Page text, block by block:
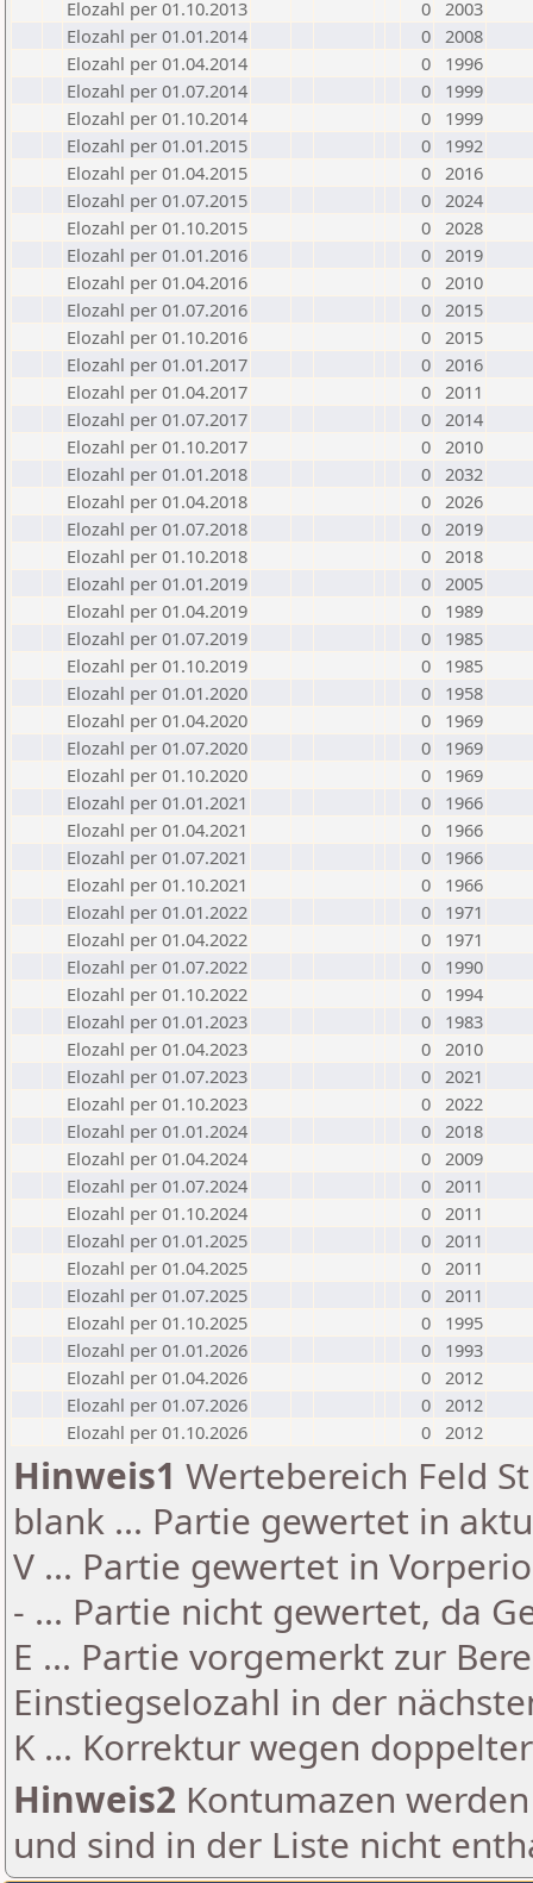
Elozahl per 01.10.2013
0 2003
Elozahl per 01.01.2014
0 2008
Elozahl per 01.04.2014
0
1996
Elozahl per 01.07.2014
0
1999
Elozahl per 01.10.2014
0
1999
Elozahl per 01.01.2015
0
1992
Elozahl per 01.04.2015
0 2016
Elozahl per 01.07.2015
0 2024
Elozahl per 01.10.2015
0 2028
Elozahl per 01.01.2016
0 2019
Elozahl per 01.04.2016
0 2010
Elozahl per 01.07.2016
0 2015
Elozahl per 01.10.2016
0 2015
Elozahl per 01.01.2017
0 2016
Elozahl per 01.04.2017
0 2011
Elozahl per 01.07.2017
0 2014
Elozahl per 01.10.2017
0 2010
Elozahl per 01.01.2018
0 2032
Elozahl per 01.04.2018
0 2026
Elozahl per 01.07.2018
0 2019
Elozahl per 01.10.2018
0 2018
Elozahl per 01.01.2019
0 2005
Elozahl per 01.04.2019
0
1989
Elozahl per 01.07.2019
0
1985
Elozahl per 01.10.2019
0
1985
Elozahl per 01.01.2020
0
1958
Elozahl per 01.04.2020
0
1969
Elozahl per 01.07.2020
0
1969
Elozahl per 01.10.2020
0
1969
Elozahl per 01.01.2021
0
1966
Elozahl per 01.04.2021
0
1966
Elozahl per 01.07.2021
0
1966
Elozahl per 01.10.2021
0
1966
Elozahl per 01.01.2022
0
1971
Elozahl per 01.04.2022
0
1971
Elozahl per 01.07.2022
0
1990
Elozahl per 01.10.2022
0
1994
Elozahl per 01.01.2023
0
1983
Elozahl per 01.04.2023
0 2010
Elozahl per 01.07.2023
0 2021
Elozahl per 01.10.2023
0 2022
Elozahl per 01.01.2024
0 2018
Elozahl per 01.04.2024
0 2009
Elozahl per 01.07.2024
0 2011
Elozahl per 01.10.2024
0 2011
Elozahl per 01.01.2025
0 2011
Elozahl per 01.04.2025
0 2011
Elozahl per 01.07.2025
0 2011
Elozahl per 01.10.2025
0
1995
Elozahl per 01.01.2026
0
1993
Elozahl per 01.04.2026
0 2012
Elozahl per 01.07.2026
0 2012
Elozahl per 01.10.2026
0 2012
Hinweis1 Wertebereich Feld
blank ... Partie gewertet in
V ... Partie gewertet in
- ... Partie nicht gewertet, da
E ... Partie vorgemerkt zur
Einstiegselozahl in der
K ... Korrektur wegen
Hinweis2 Kontumazen
und sind in der Liste nicht